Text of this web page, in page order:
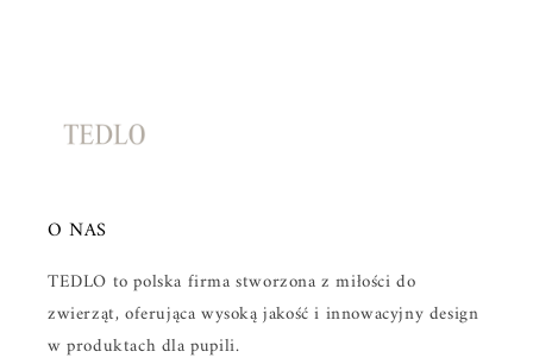
O NAS
TEDLO to polska firma stworzona z miłości do
zwierząt, oferująca wysoką jakość i innowacyjny design
w produktach dla pupili.